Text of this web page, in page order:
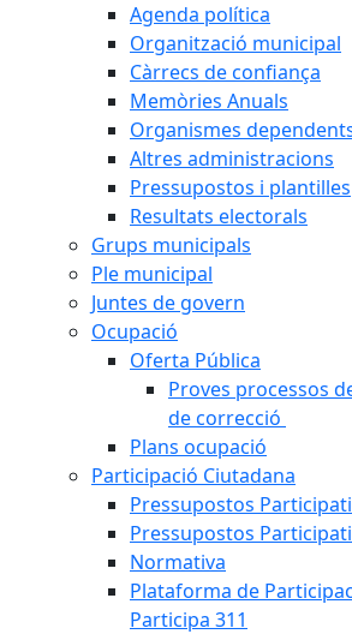
Agenda política
Organització municipal
Càrrecs de confiança
Memòries Anuals
Organismes
Altres administracions
Pressupostos i plantilles
Resultats electorals
Grups municipals
Ple municipal
Juntes de govern
Ocupació
Oferta Pública
Proves processos
de correcció
Plans ocupació
Participació Ciutadana
Pressupostos
Pressupostos
Normativa
Plataforma de
Participa 311